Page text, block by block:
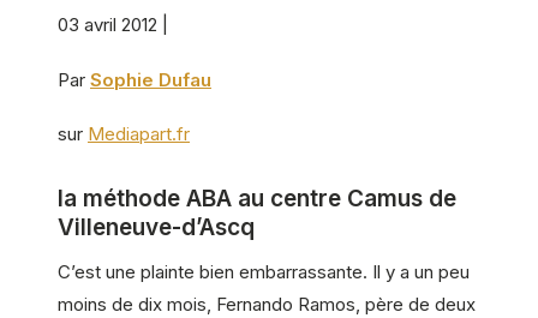
03 avril 2012 |
Par Sophie Dufau
sur Mediapart.fr
la méthode ABA au centre Camus de
Villeneuve-d’Ascq
C’est une plainte bien embarrassante. Il y a un peu
moins de dix mois, Fernando Ramos, père de deux